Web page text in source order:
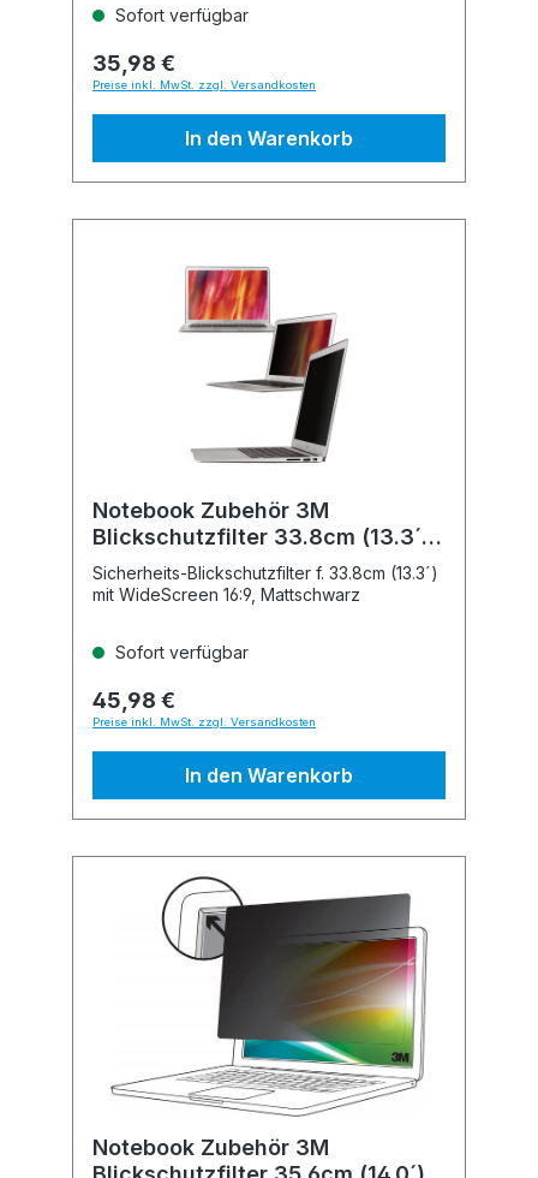
Sofort verfügbar
35,98 €
Preise inkl. MwSt. zzgl. Versandkosten
In den Warenkorb
Notebook Zubehör 3M
Blickschutzfilter 33.8cm (13.3´)
Wide
Sicherheits-Blickschutzfilter f. 33.8cm (13.3´)
mit WideScreen 16:9, Mattschwarz
Sofort verfügbar
45,98 €
Preise inkl. MwSt. zzgl. Versandkosten
In den Warenkorb
Notebook Zubehör 3M